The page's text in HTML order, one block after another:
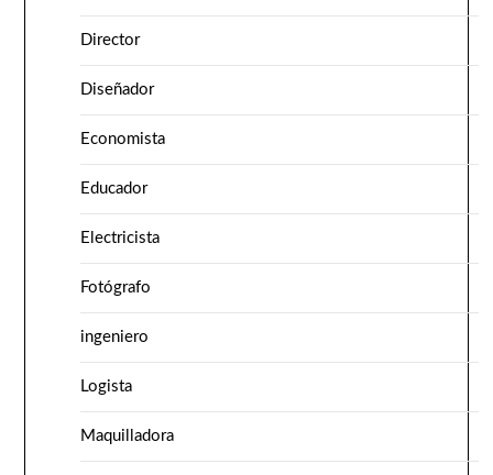
Director
Diseñador
Economista
Educador
Electricista
Fotógrafo
ingeniero
Logista
Maquilladora